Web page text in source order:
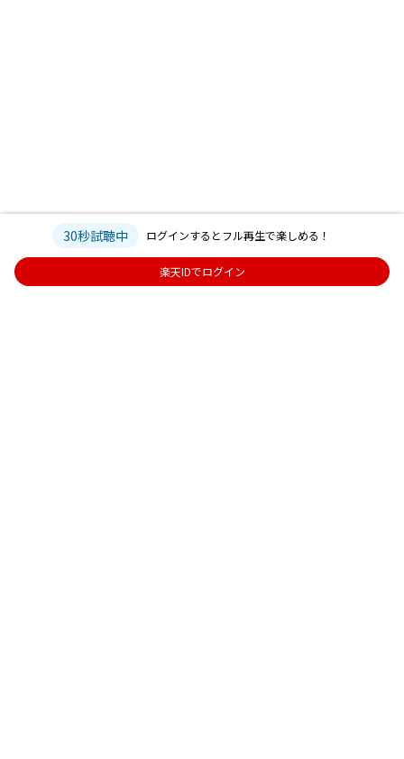
30秒試聴中 ログインするとフル再生で楽しめる！
楽天IDでログイン